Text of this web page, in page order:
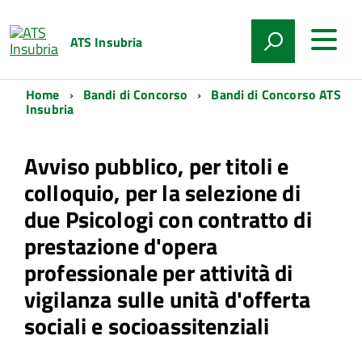
ATS Insubria
Home Bandi di Concorso Bandi di Concorso ATS
Insubria
Avviso pubblico, per titoli e
colloquio, per la selezione di
due Psicologi con contratto di
prestazione d'opera
professionale per attività di
vigilanza sulle unità d'offerta
sociali e socioassitenziali